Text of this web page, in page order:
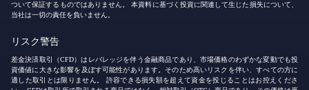
ついて保証するものではありません。 本資料に基づく投資に関連して生じた損失について、
当社は一切の責任を負いません。
リスク警告
差金決済取引（CFD）はレバレッジを伴う金融商品であり、市場価格のわずかな変動でも投
資価値に大きな影響を及ぼす可能性があります。そのため高いリスクを伴い、すべての方に
適した取引とは限りません。 許容できる損失額を超えて資金を投じることはお控えくださ